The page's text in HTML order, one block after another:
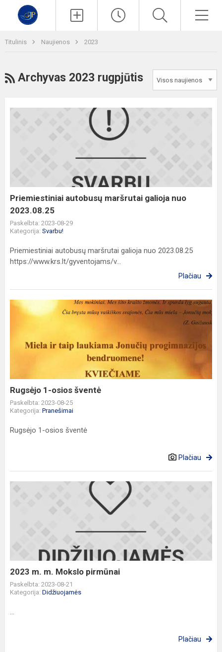
Titulinis Naujienos 2023
RSS
Archyvas 2023 rugpjūtis
Priemiestiniai
Priemiestiniai autobusų maršrutai galioja nuo
2023.08.25
Paskelbta: 2023-08-29
Kategorija: Svarbu!
Priemiestiniai autobusų maršrutai galioja nuo 2023.08.25
https://www.krs.lt/gyventojams/v...
Plačiau
Rugsėjo
šventė
Rugsėjo 1-osios šventė
Paskelbta: 2023-08-25
Kategorija: Pranešimai
Rugsėjo 1-osios šventė
Plačiau
2023
2023 m. m. Mokslo pirmūnai
Paskelbta: 2023-08-21
Kategorija: Didžiuojamės
...
Plačiau